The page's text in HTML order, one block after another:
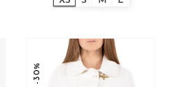
-30%